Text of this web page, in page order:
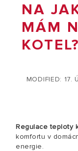
NA
MÁM
KOTEL?
MODIFIED: 17.
Regulace teploty
komfortu v
energie.